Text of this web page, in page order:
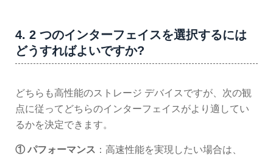
4. 2 つのインターフェイスを選択するには
どうすればよいですか?
どちらも高性能のストレージ デバイスですが、次の観
点に従ってどちらのインターフェイスがより適してい
るかを決定できます。
① パフォーマンス ：高速性能を実現したい場合は、